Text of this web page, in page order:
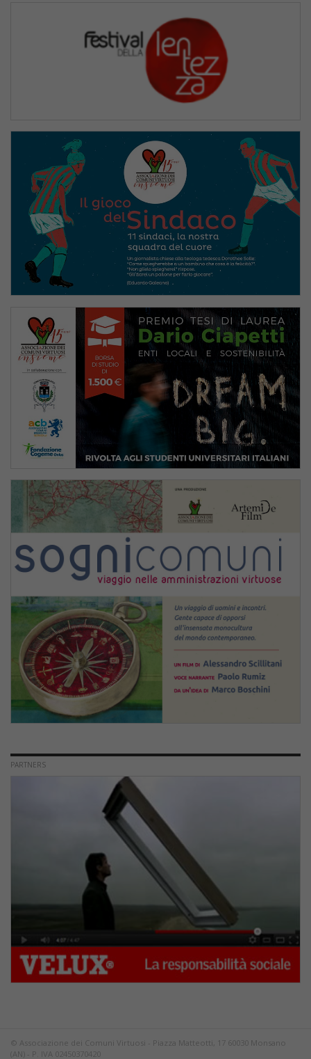
PARTNERS
© Associazione dei Comuni Virtuosi - Piazza Matteotti, 17 60030 Monsano
(AN) - P. IVA 02450370420